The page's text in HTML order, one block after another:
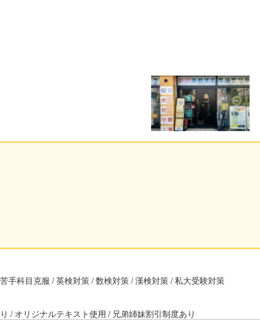
手科目克服 / 英検対策 / 数検対策 / 漢検対策 / 私大受験対策
/ オリジナルテキスト使用 / 兄弟姉妹割引制度あり